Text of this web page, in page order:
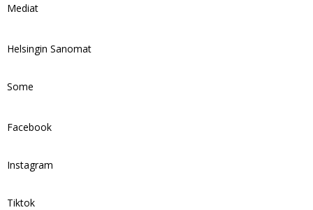
Mediat
Helsingin Sanomat
Some
Facebook
Instagram
Tiktok